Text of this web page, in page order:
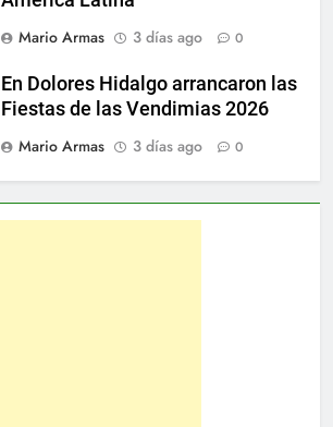
Mario Armas
3 días ago 0
En Dolores Hidalgo arrancaron las
Fiestas de las Vendimias 2026
Mario Armas
3 días ago 0